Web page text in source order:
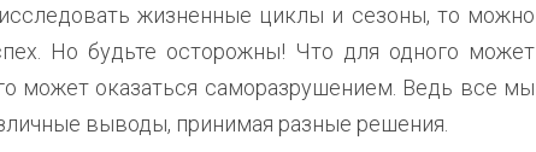
жизненные циклы и сезоны, то можно
Но будьте осторожны! Что для одного может
может оказаться саморазрушением. Ведь все мы
выводы, принимая разные решения.